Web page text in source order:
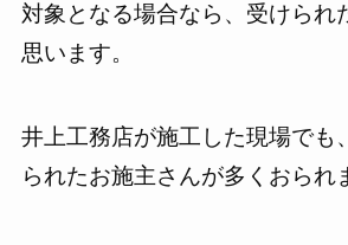
対象となる場合なら、受けられ
思います。
井上工務店が施工した現場でも
られたお施主さんが多くおられ